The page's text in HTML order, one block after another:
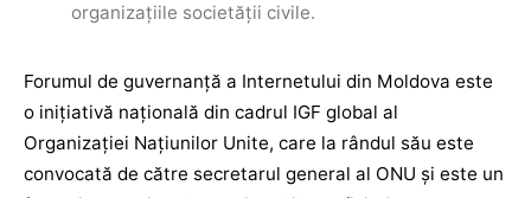
organizațiile societății civile.
Forumul de guvernanță a Internetului din Moldova este
o inițiativă națională din cadrul IGF global al
Organizației Națiunilor Unite, care la rândul său este
convocată de către secretarul general al ONU și este un